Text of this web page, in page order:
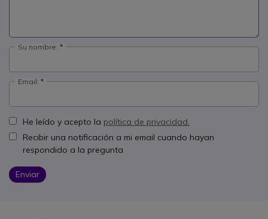
Su nombre:
Email:
He leído y acepto la política de privacidad.
Recibir una notificación a mi email cuando hayan
respondido a la pregunta
Enviar